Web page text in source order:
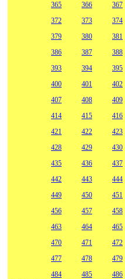
365
366 367
372
373 374
379
380 381
386
387 388
393
394 395
400
401 402
407
408 409
414
415 416
421
422 423
428
429 430
435
436 437
442
443 444
449
450 451
456
457 458
463
464 465
470
471 472
477
478 479
484
485 486